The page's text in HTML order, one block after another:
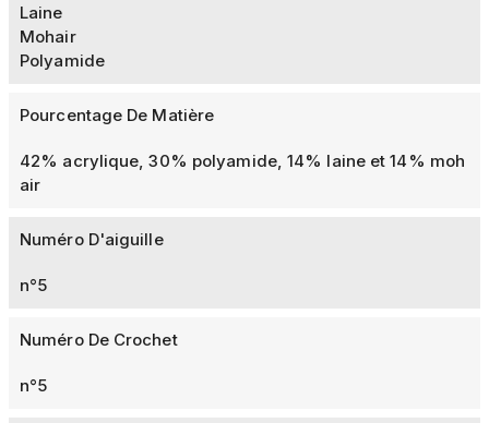
Laine
Mohair
Polyamide
Pourcentage De Matière
42% acrylique, 30% polyamide, 14% laine et 14% moh
air
Numéro D'aiguille
n°5
Numéro De Crochet
n°5